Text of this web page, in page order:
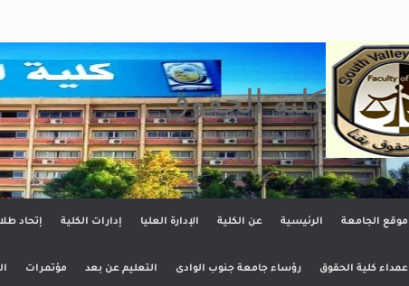
كلية الحقوق
موقع الجامعة الرئيسية عن الكلية الإدارة العليا إدارات الكلية إتحاد
عمداء كلية الحقوق رؤساء جامعة جنوب الوادى التعليم عن بعد مؤتمرات